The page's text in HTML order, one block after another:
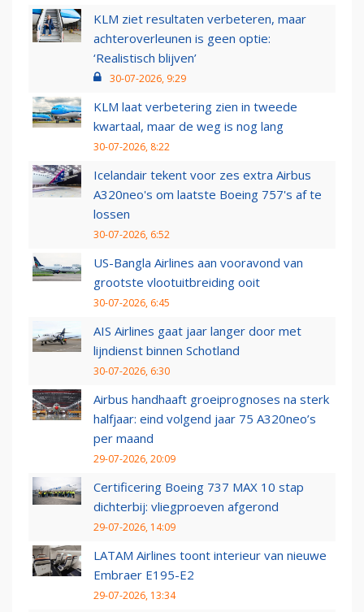
KLM ziet resultaten verbeteren, maar
achteroverleunen is geen optie:
‘Realistisch blijven’
30-07-2026, 9:29
KLM laat verbetering zien in tweede
kwartaal, maar de weg is nog lang
30-07-2026, 8:22
Icelandair tekent voor zes extra Airbus
A320neo's om laatste Boeing 757's af te
lossen
30-07-2026, 6:52
US-Bangla Airlines aan vooravond van
grootste vlootuitbreiding ooit
30-07-2026, 6:45
AIS Airlines gaat jaar langer door met
lijndienst binnen Schotland
30-07-2026, 6:30
Airbus handhaaft groeiprognoses na sterk
halfjaar: eind volgend jaar 75 A320neo’s
per maand
29-07-2026, 20:09
Certificering Boeing 737 MAX 10 stap
dichterbij: vliegproeven afgerond
29-07-2026, 14:09
LATAM Airlines toont interieur van nieuwe
Embraer E195-E2
29-07-2026, 13:34